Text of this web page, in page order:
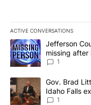
ACTIVE CONVERSATIONS
The following is a list
A trending article titled
Jefferson
missing after
News 8
1
A trending article titled
Gov. Brad
Idaho Falls
Local News 8
1